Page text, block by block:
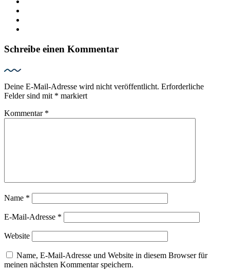
Schreibe einen Kommentar
Deine E-Mail-Adresse wird nicht veröffentlicht. Erforderliche
Felder sind mit * markiert
Kommentar *
Name *
E-Mail-Adresse *
Website
Name, E-Mail-Adresse und Website in diesem Browser für
meinen nächsten Kommentar speichern.